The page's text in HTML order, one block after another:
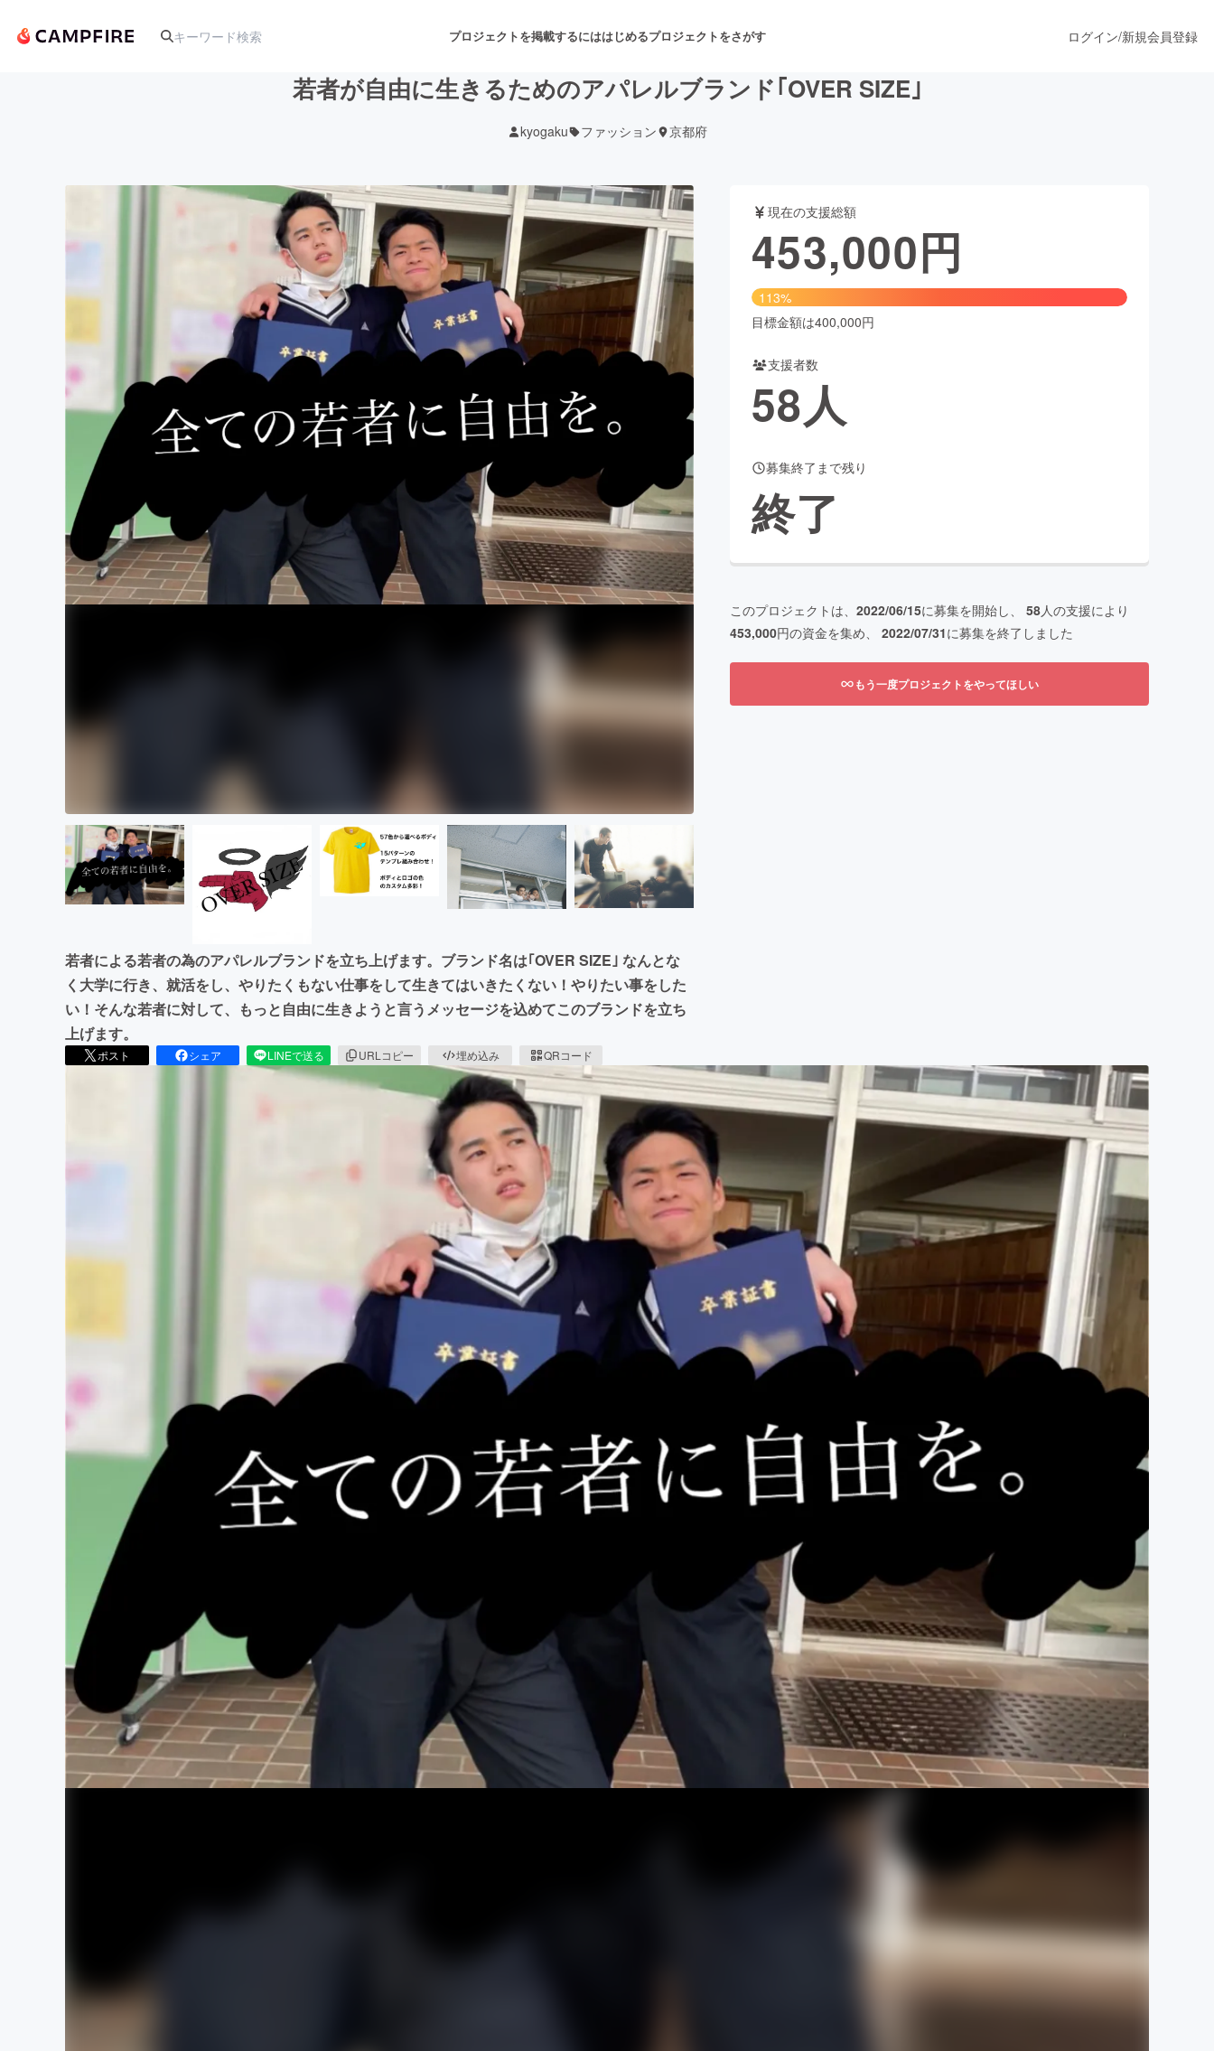
プロジェクトを掲載するにははじめるプロジェクトをさがす
アート・写真 音楽 舞台・パフォーマンス
テクノロジー・ガジェット ゲーム・サービス開発 フード・飲食店 ファッション
映像・映画 書籍・雑誌出版 アニメ・漫画
ビジネス・起業 チャレンジ ビューティー・ヘルスケア
まちづくり・地域活性化
CAMPFIRE for Social Good
CAMPFIRE Creation
CAMPFIREふるさと納税machi-yaコミュニティ
ログイン/新規会員登録
若者が自由に生きるためのアパレルブランド｢OVER SIZE｣
kyogaku ファッション 京都府
若者による若者の為のアパレルブランドを立ち上げます。ブランド名は｢OVER SIZE｣ なんとな
く大学に行き、就活をし、やりたくもない仕事をして生きてはいきたくない！やりたい事をした
い！そんな若者に対して、もっと自由に生きようと言うメッセージを込めてこのブランドを立ち
上げます。
ポスト シェア LINEで送る URLコピー 埋め込み QRコード
現在の支援総額
453,000円
113%
目標金額は400,000円
支援者数
58人
募集終了まで残り
終了
このプロジェクトは、 2022/06/15に募集を開始し、 58人の支援により
453,000円の資金を集め、 2022/07/31に募集を終了しました
もう一度プロジェクトをやってほしい